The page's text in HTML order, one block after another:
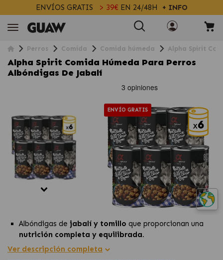
ENVÍOS GRATIS > 39€EN 24/48H + INFO
Perros Comida Comida húmeda Alpha Spirit
Alpha Spirit Comida Húmeda Para Perros
Albóndigas De Jabalí
ENVÍO GRATIS
Albóndigas de jabalí y tomillo que proporcionan una
nutrición completa y equilibrada.
Sin cereales, gluten, conservantes ni saborizantes
artificiales.
Ver descripción completa